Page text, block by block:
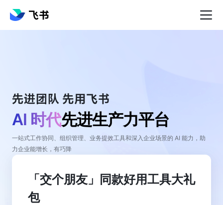
AI 时代先进生产力平台
一站式工作协同、组织管理、业务提效工具和深入企业场景的 AI 能力，助
力企业能增长，有巧降
「交个朋友」同款好用工具大礼
包